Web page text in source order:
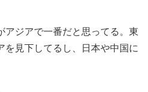
アジアで一番だと思ってる。東
を見下してるし、日本や中国に